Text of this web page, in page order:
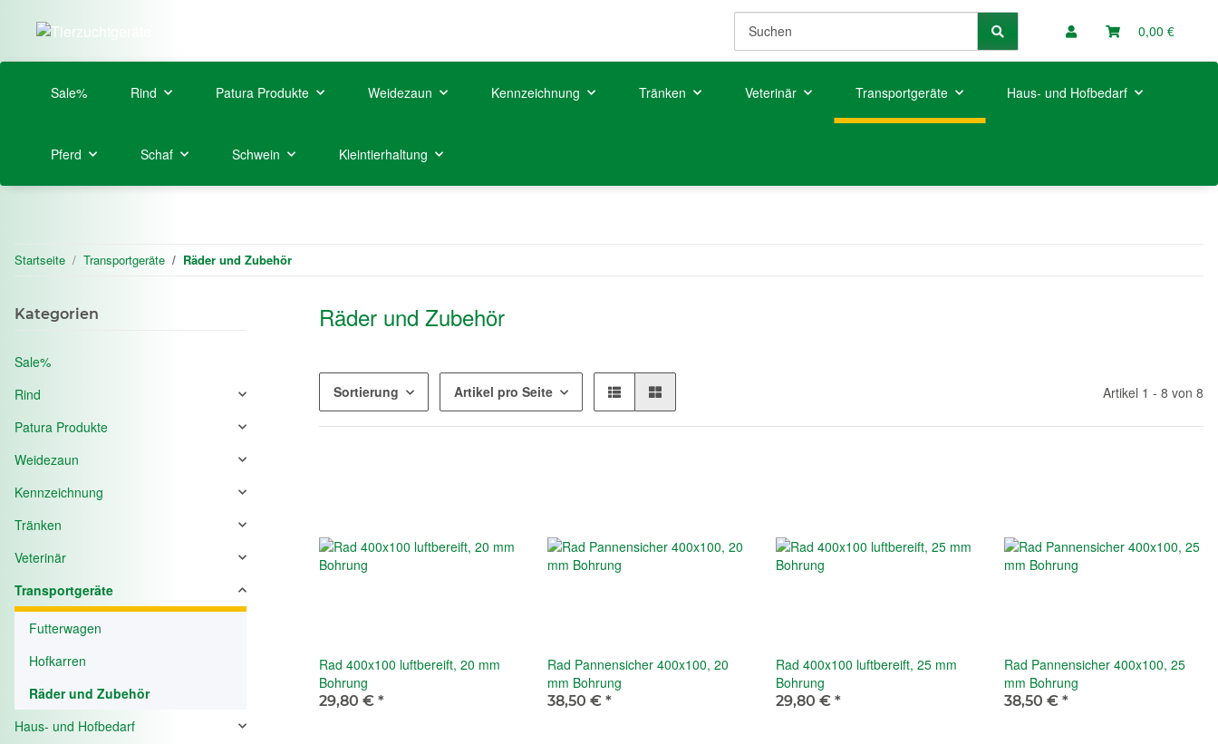
0,00 €
Sale% Rind Patura Produkte Weidezaun Kennzeichnung Tränken Veterinär Transportgeräte Haus- und Hofbedarf
Pferd Schaf Schwein Kleintierhaltung
Startseite Transportgeräte Räder und Zubehör
Räder und Zubehör
Sortierung Artikel pro Seite Artikel 1 - 8 von 8
Rad 400x100 luftbereift, 20 mm
Bohrung
29,80 € *
Rad Pannensicher 400x100, 20
mm Bohrung
38,50 € *
Rad 400x100 luftbereift, 25 mm
Bohrung
29,80 € *
Rad Pannensicher 400x100, 25
mm Bohrung
38,50 € *
Kategorien
Sale%
Rind
Patura Produkte
Weidezaun
Kennzeichnung
Tränken
Veterinär
Transportgeräte
Futterwagen
Hofkarren
Räder und Zubehör
Haus- und Hofbedarf